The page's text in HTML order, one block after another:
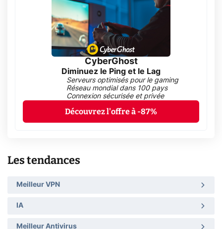
CyberGhost
Diminuez le Ping et le Lag
Serveurs optimisés pour le gaming
Réseau mondial dans 100 pays
Connexion sécurisée et privée
Découvrez l'offre à -87%
Les tendances
Meilleur VPN
IA
Meilleur Antivirus